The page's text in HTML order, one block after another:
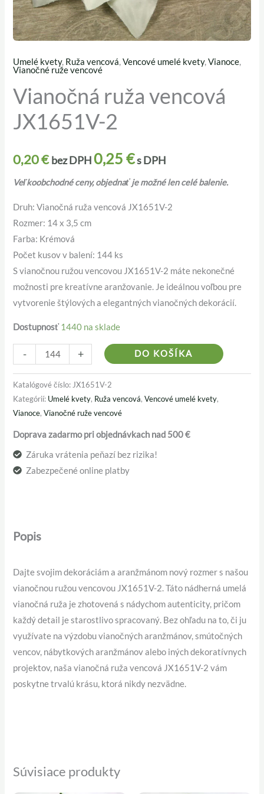
Umelé kvety, Ruža vencová,Vencové umelé kvety,Vianoce,
Vianočné ruže vencové
Vianočná ruža vencová
JX1651V-2
0,20€ bez DPH0,25€s DPH
Veľkoobchodné ceny, objednať je možné len celé balenie.
Druh: Vianočná ruža vencová JX1651V-2
Rozmer: 14 x 3,5 cm
Farba: Krémová
Počet kusov v balení: 144 ks
S vianočnou ružou vencovou JX1651V-2 máte nekonečné
možnosti pre kreatívne aranžovanie. Je ideálnou voľbou pre
vytvorenie štýlových a elegantných vianočných dekorácií.
Dostupnosť 1440 na sklade
-
množstvo
ruža
vencová
JX1651V-
+ DO KOŠÍKA
Katalógové číslo: JX1651V-2
Kategórií: Umelé kvety, Ruža vencová,Vencové umelé kvety,
Vianoce,Vianočné ruže vencové
Doprava zadarmo pri objednávkach nad 500 €
Záruka vrátenia peňazí bez rizika!
Zabezpečené online platby
Popis
Dajte svojim dekoráciám a aranžmánom nový rozmer s našou
vianočnou ružou vencovou JX1651V-2. Táto nádherná umelá
vianočná ruža je zhotovená s nádychom autenticity, pričom
každý detail je starostlivo spracovaný. Bez ohľadu na to, či ju
využívate na výzdobu vianočných aranžmánov, smútočných
vencov, nábytkových aranžmánov alebo iných dekoratívnych
projektov, naša vianočná ruža vencová JX1651V-2 vám
poskytne trvalú krásu, ktorá nikdy nezvädne.
Súvisiace produkty